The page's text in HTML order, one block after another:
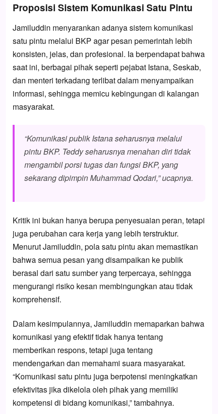
Proposisi Sistem Komunikasi Satu Pintu
Jamiluddin menyarankan adanya sistem komunikasi
satu pintu melalui BKP agar pesan pemerintah lebih
konsisten, jelas, dan profesional. Ia berpendapat bahwa
saat ini, berbagai pihak seperti pejabat Istana, Seskab,
dan menteri terkadang terlibat dalam menyampaikan
informasi, sehingga memicu kebingungan di kalangan
masyarakat.
“Komunikasi publik Istana seharusnya melalui
pintu BKP. Teddy seharusnya menahan diri tidak
mengambil porsi tugas dan fungsi BKP, yang
sekarang dipimpin Muhammad Qodari,” ucapnya.
Kritik ini bukan hanya berupa penyesuaian peran, tetapi
juga perubahan cara kerja yang lebih terstruktur.
Menurut Jamiluddin, pola satu pintu akan memastikan
bahwa semua pesan yang disampaikan ke publik
berasal dari satu sumber yang terpercaya, sehingga
mengurangi risiko kesan membingungkan atau tidak
komprehensif.
Dalam kesimpulannya, Jamiluddin memaparkan bahwa
komunikasi yang efektif tidak hanya tentang
memberikan respons, tetapi juga tentang
mendengarkan dan memahami suara masyarakat.
“Komunikasi satu pintu juga berpotensi meningkatkan
efektivitas jika dikelola oleh pihak yang memiliki
kompetensi di bidang komunikasi,” tambahnya.